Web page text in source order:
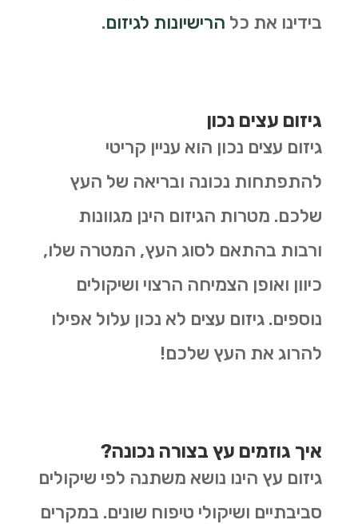
בידינו את כל הרישיונות לגיזום.
גיזום עצים נכון
גיזום עצים נכון הוא עניין קריטי
להתפתחות נכונה ובריאה של העץ
שלכם. מטרות הגיזום הינן מגוונות
ורבות בהתאם לסוג העץ, המטרה שלו,
כיוון ואופן הצמיחה הרצוי ושיקולים
נוספים. גיזום עצים לא נכון עלול אפילו
להרוג את העץ שלכם!
איך גוזמים עץ בצורה נכונה?
גיזום עץ הינו נושא משתנה לפי שיקולים
סביבתיים ושיקולי טיפוח שונים. במקרים